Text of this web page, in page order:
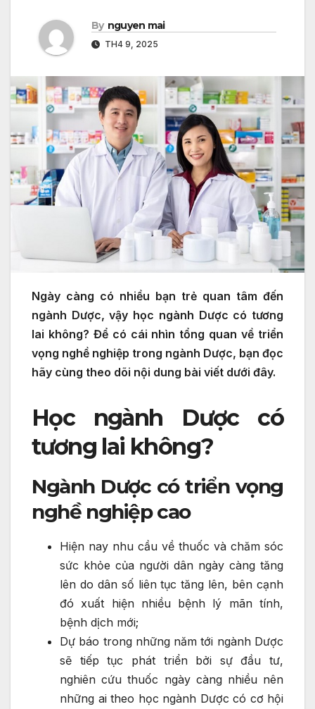
By nguyen mai
TH4 9, 2025
Ngày càng có nhiều bạn trẻ quan tâm đến
ngành Dược, vậy học ngành Dược có tương
lai không? Để có cái nhìn tổng quan về triển
vọng nghề nghiệp trong ngành Dược, bạn đọc
hãy cùng theo dõi nội dung bài viết dưới đây.
Học ngành Dược có
tương lai không?
Ngành Dược có triển vọng
nghề nghiệp cao
Hiện nay nhu cầu về thuốc và chăm sóc
sức khỏe của người dân ngày càng tăng
lên do dân số liên tục tăng lên, bên cạnh
đó xuất hiện nhiều bệnh lý mãn tính,
bệnh dịch mới;
Dự báo trong những năm tới ngành Dược
sẽ tiếp tục phát triển bởi sự đầu tư,
nghiên cứu thuốc ngày càng nhiều nên
những ai theo học ngành Dược có cơ hội